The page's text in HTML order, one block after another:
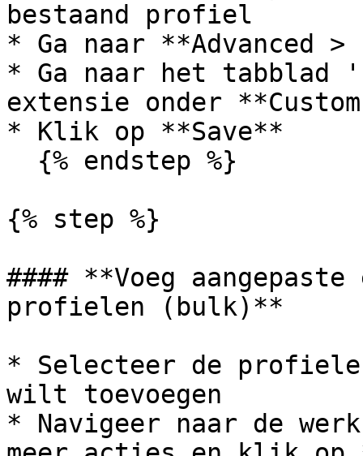
bestaand profiel
* Ga naar **Advanced
* Ga naar het tabblad
extensie onder
* Klik op **Save**
{% step %}
#### **Voeg
profielen (bulk)**
* Selecteer de
wilt toevoegen
* Navigeer naar de